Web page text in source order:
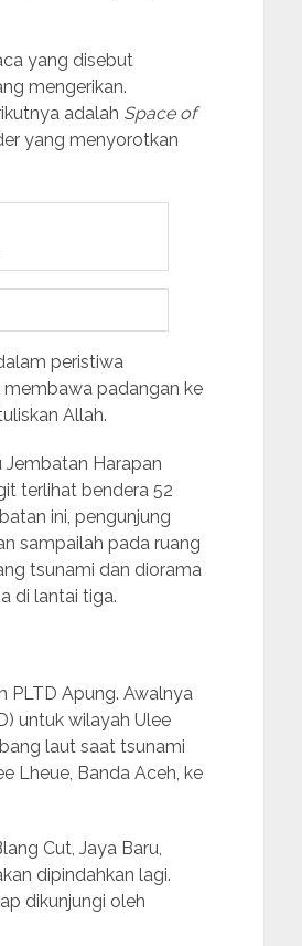
yang disebut
mengerikan.
adalah Space of
yang menyorotkan
peristiwa
padangan ke
Allah.
Jembatan Harapan
terlihat bendera 52
ini, pengunjung
sampailah pada ruang
tsunami dan diorama
di lantai tiga.
PLTD Apung. Awalnya
untuk wilayah Ulee
laut saat tsunami
Lheue, Banda Aceh, ke
Cut, Jaya Baru,
dipindahkan lagi.
dikunjungi oleh